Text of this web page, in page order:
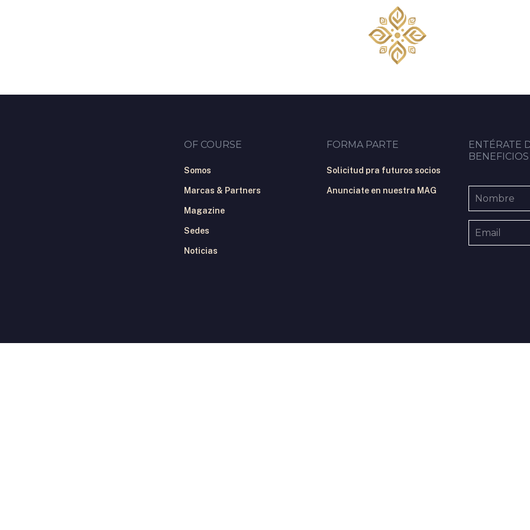
OF COURSE
Somos
Marcas & Partners
Magazine
Sedes
Noticias
FORMA PARTE
Solicitud pra futuros socios
Anunciate en nuestra MAG
ENTÉRATE
BENEFICIOS